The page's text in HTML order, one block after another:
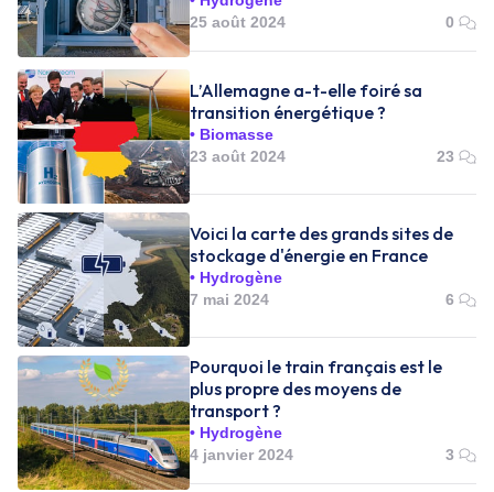
25 août 2024
0
L’Allemagne a-t-elle foiré sa
transition énergétique ?
Biomasse
23 août 2024
23
Voici la carte des grands sites de
stockage d'énergie en France
Hydrogène
7 mai 2024
6
Pourquoi le train français est le
plus propre des moyens de
transport ?
Hydrogène
4 janvier 2024
3